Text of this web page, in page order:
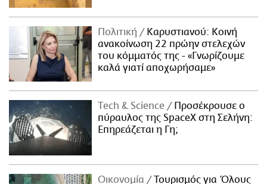
Πολιτική
Καρυστιανού: Κοινή
ανακοίνωση 22 πρώην στελεχών
του κόμματός της - «Γνωρίζουμε
καλά γιατί αποχωρήσαμε»
Τech & Science
Προσέκρουσε ο
πύραυλος της SpaceX στη Σελήνη:
Επηρεάζεται η Γη;
Οικονομία
Τουρισμός για Όλους